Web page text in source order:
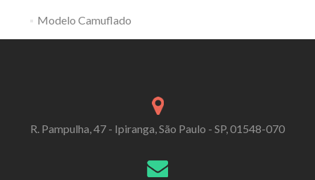
Modelo Camuflado
R. Pampulha, 47 - Ipiranga, São Paulo - SP, 01548-070